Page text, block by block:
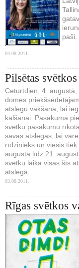
paši.
04.08.2011.
Pilsētas
Ceturtdien, 4.
domes
atslēgu vākšana, lai
kalšanai. Pasākumā
svētku pasākumu
savas atslēgas, lai
rīdzinieks un viesis
augusta līdz 21.
svētku laikā visas šīs
atslēgā.
03.08.2011.
Rīgas svētkos